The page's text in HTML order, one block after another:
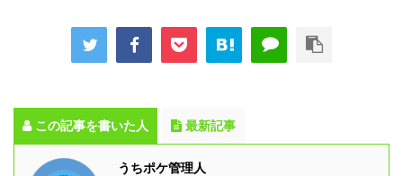
この記事を書いた人 最新記事
うちポケ管理人